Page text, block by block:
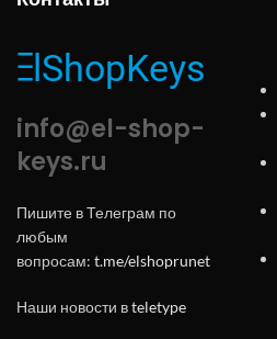
info@el-shop-
keys.ru
Пишите в Телеграм по
любым
вопросам: t.me/elshoprunet
Наши новости вteletype